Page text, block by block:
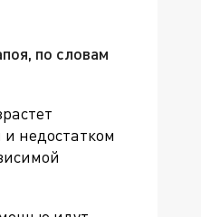
по словам
недостатком